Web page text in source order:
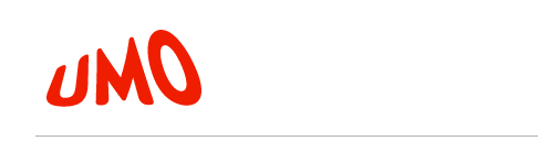
Till startsidan för Umo